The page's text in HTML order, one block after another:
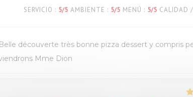
SERVICIO : 5/5 AMBIENTE : 5/5 MENÚ : 5/5 CALIDAD
découverte très bonne pizza dessert y compris
Mme Dion